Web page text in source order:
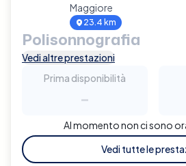
Maggiore
23.4 km
Polisonnografia
Vedi altre prestazioni
Prima disponibilità
-
Al momento non ci sono
Vedi tutte le